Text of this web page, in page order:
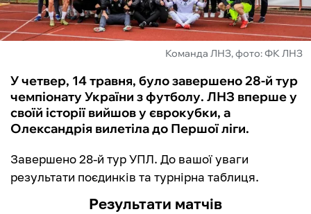
БУКМЕКЕРИ
Команда ЛНЗ, фото: ФК ЛНЗ
У четвер, 14 травня, було завершено 28-й тур
чемпіонату України з футболу. ЛНЗ вперше у
своїй історії вийшов у єврокубки, а
Олександрія вилетіла до Першої ліги.
Завершено 28-й тур УПЛ. До вашої уваги
результати поєдинків та турнірна таблиця.
Результати матчів